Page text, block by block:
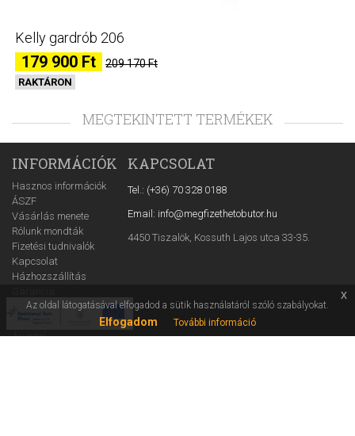
Kelly gardrób 206
179 900 Ft 209 170 Ft
RAKTÁRON
MEGTEKINTETT TERMÉKEK
Az oldal látogatásával elfogadod a sütik használatáról szóló szabályokat.
Elfogadom További információ
x
INFORMÁCIÓK
Hasznos információk
ÁSZF
Vásárlás menete
Rólunk mondták
Fizetési tudnivalók
Kapcsolat
Házhozszállítás
Rólunk
Áruhitel
KAPCSOLAT
Tel.: (+36) 70 328 0188
Email: info@megfizethetobutor.hu
4450 Tiszalök, Kossuth Lajos utca 33-35.